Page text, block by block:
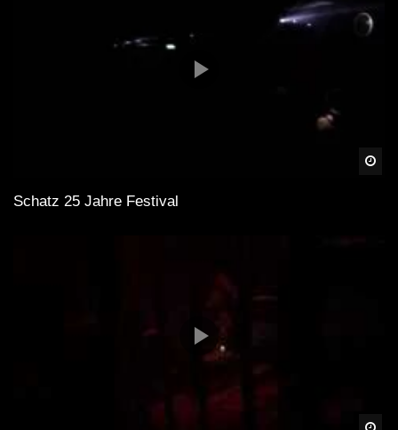
Schatz 25 Jahre Festival